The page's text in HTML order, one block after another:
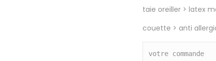
taie oreiller > latex
couette > anti
votre commande